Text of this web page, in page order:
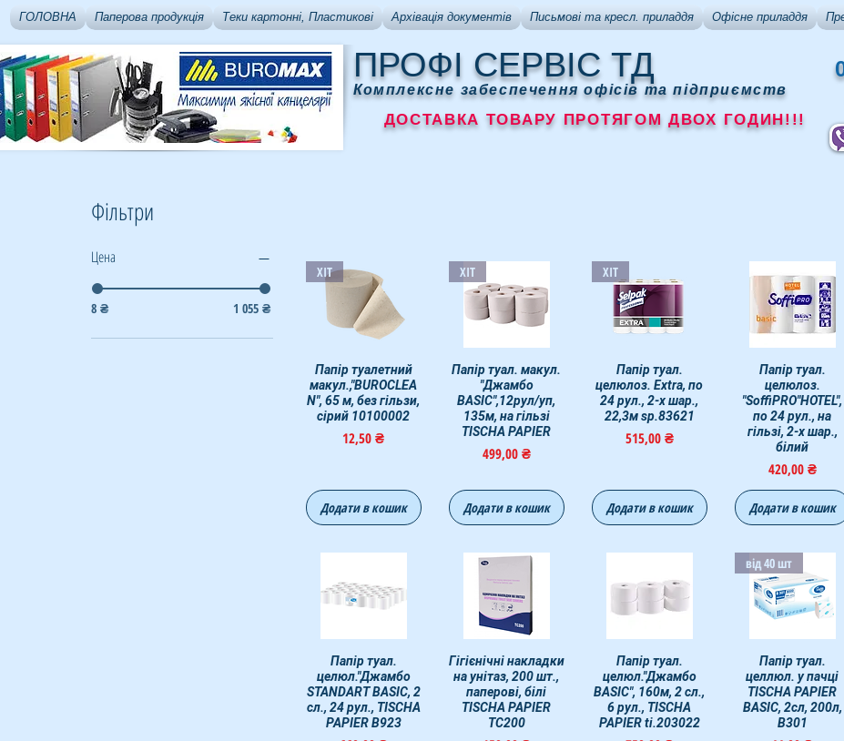
ГОЛОВНА Паперова продукція Теки картонні, Пластикові Архівація документів Письмові та кресл. приладдя Офісне приладдя
ПРОФІ СЕРВІС ТД
Комплексне забеспечення офісів та підприємств
ДОСТАВКА ТОВАРУ ПРОТЯГОМ ДВОХ ГОДИН!!!
Фільтри
Цена
8 ₴ 1 055 ₴
Быстрый просмотр
ХІТ
Папір туалетний
макул.,"BUROCLEA
N", 65 м, без гільзи,
сірий 10100002
Цена
12,50 ₴
Додати в кошик
Быстрый просмотр
ХІТ
Папір туал. макул.
"Джамбо
BASIC",12рул/уп,
135м, на гільзі
TISCHA PAPIER
Цена
499,00 ₴
Додати в кошик
Быстрый просмотр
ХІТ
Папір туал.
целюлоз. Extra, по
24 рул., 2-х шар.,
22,3м sp.83621
Цена
515,00 ₴
Додати в кошик
Быстрый просмотр
Папір туал.
целюлоз.
"SoffiPRO"HOTEL",
по 24 рул., на
гільзі, 2-х шар.,
білий
Цена
420,00 ₴
Додати в кошик
Быстрый просмотр
Папір туал.
целюл."Джамбо
STANDART BASIC, 2
сл., 24 рул., TISCHA
PAPIER B923
Быстрый просмотр
Гігієнічні накладки
на унітаз, 200 шт.,
паперові, білі
TISCHA PAPIER
TC200
Быстрый просмотр
Папір туал.
целюл."Джамбо
BASIC", 160м, 2 сл.,
6 рул., TISCHA
PAPIER ti.203022
Быстрый просмотр
від 40 шт
Папір туал.
целлюл. у пачці
TISCHA PAPIER
BASIC, 2сл, 200л,
B301